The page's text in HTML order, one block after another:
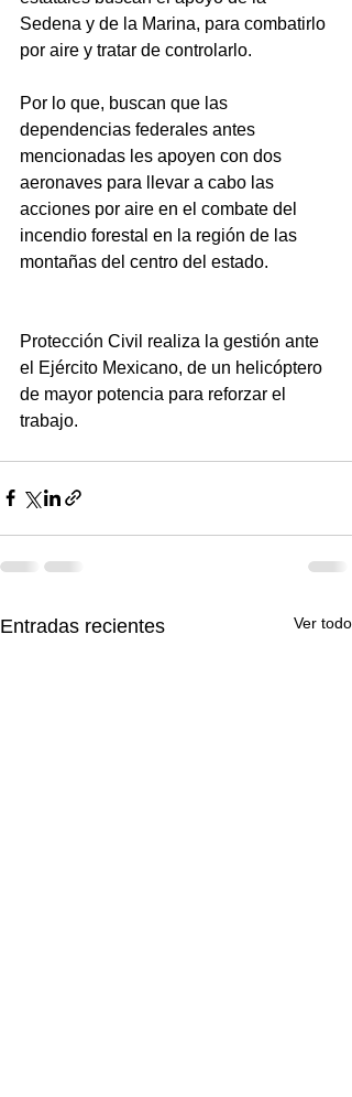
Sedena y de la Marina, para combatirlo
por aire y tratar de controlarlo.
Por lo que, buscan que las
dependencias federales antes
mencionadas les apoyen con dos
aeronaves para llevar a cabo las
acciones por aire en el combate del
incendio forestal en la región de las
montañas del centro del estado.
Protección Civil realiza la gestión ante
el Ejército Mexicano, de un helicóptero
de mayor potencia para reforzar el
trabajo.
Entradas recientes Ver todo